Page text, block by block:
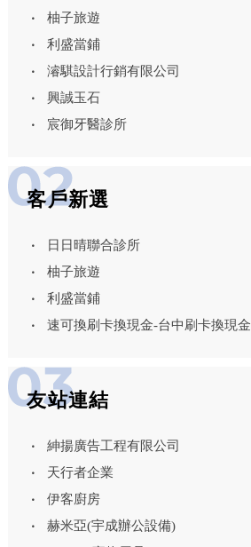
柚子旅遊
利盛當鋪
濬騏設計行銷有限公司
興誠玉石
宸御牙醫診所
客戶新選
日日晴聯合診所
柚子旅遊
利盛當鋪
速可換刷卡換現金-台中刷卡換現金
友站連結
紳揚廣告工程有限公司
天行者企業
伊客廚房
赫米亞(宇成辦公設備)